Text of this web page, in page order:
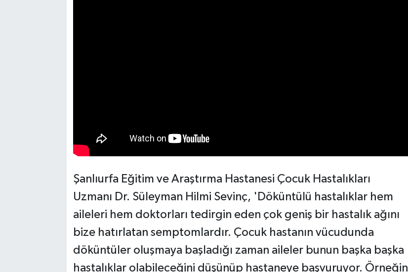
Şanlıurfa Eğitim ve Araştırma Hastanesi Çocuk Hastalıkları
Uzmanı Dr. Süleyman Hilmi Sevinç, 'Döküntülü hastalıklar hem
aileleri hem doktorları tedirgin eden çok geniş bir hastalık ağını
bize hatırlatan semptomlardır. Çocuk hastanın vücudunda
döküntüler oluşmaya başladığı zaman aileler bunun başka başka
hastalıklar olabileceğini düşünüp hastaneye başvuruyor. Örneğin